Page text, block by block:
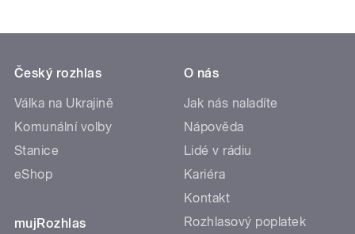
Český rozhlas
Válka na Ukrajině
Komunální volby
Stanice
eShop
mujRozhlas
O nás
Jak nás naladíte
Nápověda
Lidé v rádiu
Kariéra
Kontakt
Rozhlasový poplatek